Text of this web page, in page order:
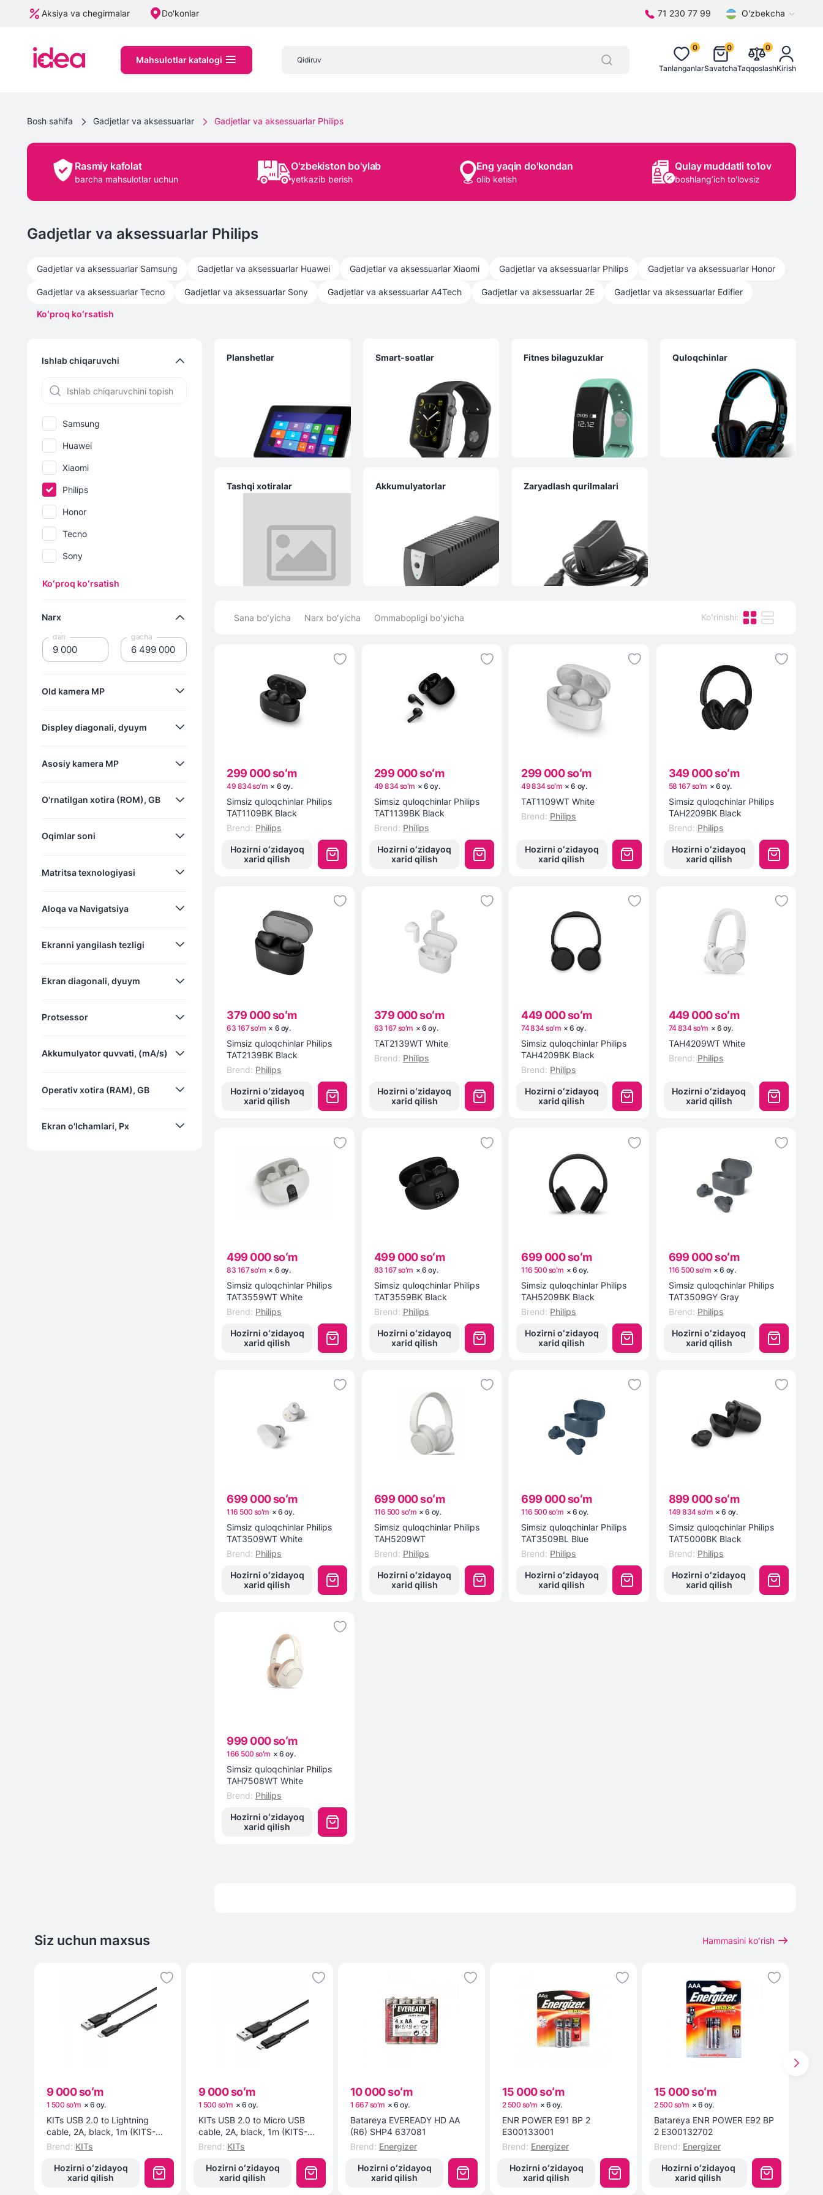
Aksiya va chegirmalar Do'konlar 71 230 77 99 O'zbekcha
Mahsulotlar katalogi
0
Tanlanganlar
0
Savatcha
0
TaqqoslashKirish
Bosh sahifa Gadjetlar va aksessuarlar Gadjetlar va aksessuarlar Philips
Rasmiy kafolat
barcha mahsulotlar uchun
O'zbekiston bo'ylab
yetkazib berish
Eng yaqin do'kondan
olib ketish
Qulay muddatli to'lov
boshlang’ich to'lovsiz
Gadjetlar va aksessuarlar Philips
Gadjetlar va aksessuarlar Samsung Gadjetlar va aksessuarlar Huawei Gadjetlar va aksessuarlar Xiaomi Gadjetlar va aksessuarlar Philips Gadjetlar va aksessuarlar Honor
Gadjetlar va aksessuarlar Tecno Gadjetlar va aksessuarlar Sony Gadjetlar va aksessuarlar A4Tech Gadjetlar va aksessuarlar 2E Gadjetlar va aksessuarlar Edifier
Koʻproq koʻrsatish
Ishlab chiqaruvchi
Samsung
Huawei
Xiaomi
Philips
Honor
Tecno
Sony
Koʻproq koʻrsatish
Narx
dan gacha
Old kamera MP
8
Displey diagonali, dyuym
1.77
Asosiy kamera MP
8
O'rnatilgan xotira (ROM), GB
128
Oqimlar soni
Matritsa texnologiyasi
IPS
OLED
TFT
Aloqa va Navigatsiya
Wi-Fi (802.11n), Bluetooth 5.3,
двухчастотный GPS,
Ekranni yangilash tezligi
90
Ekran diagonali, dyuym
Protsessor
Akkumulyator quvvati, (mA/s)
300
Operativ xotira (RAM), GB
Ekran o'lchamlari, Px
Planshetlar Smart-soatlar Fitnes bilaguzuklar Quloqchinlar
Tashqi xotiralar Akkumulyatorlar Zaryadlash qurilmalari
Sana boʻyicha Narx boʻyicha Ommabopligi boʻyicha Koʻrinishi:
299 000 soʻm
49 834 soʻm × 6 oy.
Simsiz quloqchinlar Philips
TAT1109BK Black
Brend: Philips
Hozirni oʻzidayoq
xarid qilish
299 000 soʻm
49 834 soʻm ×6 oy.
Simsiz quloqchinlar Philips
TAT1139BK Black
Brend: Philips
Hozirni oʻzidayoq
xarid qilish
299 000 soʻm
49 834 soʻm ×6 oy.
TAT1109WT White
Brend: Philips
Hozirni oʻzidayoq
xarid qilish
349 000 soʻm
58 167 soʻm × 6 oy.
Simsiz quloqchinlar Philips
TAH2209BK Black
Brend: Philips
Hozirni oʻzidayoq
xarid qilish
379 000 soʻm
63 167 soʻm × 6 oy.
Simsiz quloqchinlar Philips
TAT2139BK Black
Brend: Philips
Hozirni oʻzidayoq
xarid qilish
379 000 soʻm
63 167 soʻm ×6 oy.
TAT2139WT White
Brend: Philips
Hozirni oʻzidayoq
xarid qilish
449 000 soʻm
74 834 soʻm ×6 oy.
Simsiz quloqchinlar Philips
TAH4209BK Black
Brend: Philips
Hozirni oʻzidayoq
xarid qilish
449 000 soʻm
74 834 soʻm × 6 oy.
TAH4209WT White
Brend: Philips
Hozirni oʻzidayoq
xarid qilish
499 000 soʻm
83 167 soʻm × 6 oy.
Simsiz quloqchinlar Philips
TAT3559WT White
Brend: Philips
Hozirni oʻzidayoq
xarid qilish
499 000 soʻm
83 167 soʻm ×6 oy.
Simsiz quloqchinlar Philips
TAT3559BK Black
Brend: Philips
Hozirni oʻzidayoq
xarid qilish
699 000 soʻm
116 500 soʻm × 6 oy.
Simsiz quloqchinlar Philips
TAH5209BK Black
Brend: Philips
Hozirni oʻzidayoq
xarid qilish
699 000 soʻm
116 500 soʻm ×6 oy.
Simsiz quloqchinlar Philips
TAT3509GY Gray
Brend: Philips
Hozirni oʻzidayoq
xarid qilish
699 000 soʻm
116 500 soʻm ×6 oy.
Simsiz quloqchinlar Philips
TAT3509WT White
Brend: Philips
Hozirni oʻzidayoq
xarid qilish
699 000 soʻm
116 500 soʻm ×6 oy.
Simsiz quloqchinlar Philips
TAH5209WT
Brend: Philips
Hozirni oʻzidayoq
xarid qilish
699 000 soʻm
116 500 soʻm × 6 oy.
Simsiz quloqchinlar Philips
TAT3509BL Blue
Brend: Philips
Hozirni oʻzidayoq
xarid qilish
899 000 soʻm
149 834 soʻm ×6 oy.
Simsiz quloqchinlar Philips
TAT5000BK Black
Brend: Philips
Hozirni oʻzidayoq
xarid qilish
999 000 soʻm
166 500 soʻm ×6 oy.
Simsiz quloqchinlar Philips
TAH7508WT White
Brend: Philips
Hozirni oʻzidayoq
xarid qilish
Siz uchun maxsus Hammasini koʻrish
9 000 soʻm
1 500 soʻm × 6 oy.
KITs USB 2.0 to Lightning
cable, 2A, black, 1m (KITS-W-
003) kabeli
Brend: KITs
Hozirni oʻzidayoq
xarid qilish
9 000 soʻm
1 500 soʻm × 6 oy.
KITs USB 2.0 to Micro USB
cable, 2A, black, 1m (KITS-W-
002) kabeli
Brend: KITs
Hozirni oʻzidayoq
xarid qilish
10 000 soʻm
1 667 soʻm × 6 oy.
Batareya EVEREADY HD AA
(R6) SHP4 637081
Brend: Energizer
Hozirni oʻzidayoq
xarid qilish
15 000 soʻm
2 500 soʻm × 6 oy.
ENR POWER E91 BP 2
E300133001
Brend: Energizer
Hozirni oʻzidayoq
xarid qilish
15 000 soʻm
2 500 soʻm × 6 oy.
Batareya ENR POWER E92 BP
2 E300132702
Brend: Energizer
Hozirni oʻzidayoq
xarid qilish